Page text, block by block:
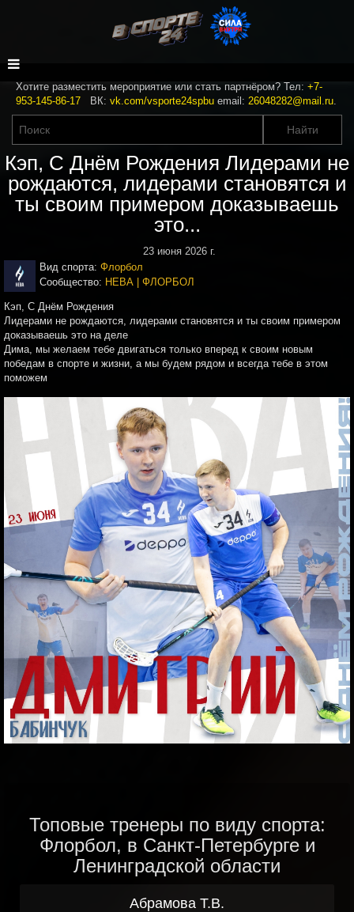
Хотите разместить мероприятие или стать партнёром? Тел: +7-
953-145-86-17 ВК: vk.com/vsporte24spbu email: 26048282@mail.ru.
Кэп, С Днём Рождения Лидерами не
рождаются, лидерами становятся и
ты своим примером доказываешь
это...
23 июня 2026 г.
Вид спорта: Флорбол
Сообщество: НЕВА | ФЛОРБОЛ
Кэп, С Днём Рождения
Лидерами не рождаются, лидерами становятся и ты своим примером
доказываешь это на деле
Дима, мы желаем тебе двигаться только вперед к своим новым
победам в спорте и жизни, а мы будем рядом и всегда тебе в этом
поможем
Топовые тренеры по виду спорта:
Флорбол, в Санкт-Петербурге и
Ленинградской области
Абрамова Т.В.